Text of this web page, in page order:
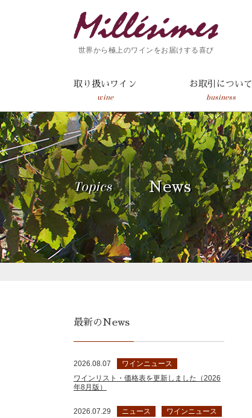
世界から極上のワインをお届けする喜び
取り扱いワイン
wine
お取引について
business
Topics News
最新のNews
2026.08.07
ワインニュース
ワインリスト・価格表を更新しました（2026
年8月版）
2026.07.29 ニュース
ワインニュース